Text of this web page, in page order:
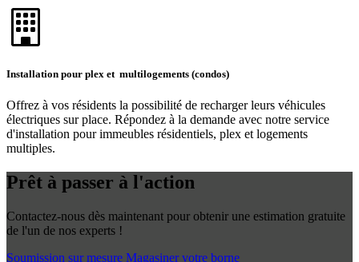
Installation pour plex et multilogements (condos)
Offrez à vos résidents la possibilité de recharger leurs véhicules
électriques sur place. Répondez à la demande avec notre service
d'installation pour immeubles résidentiels, plex et logements
multiples.
Prêt à passer à l'action
Contactez-nous dès maintenant pour obtenir une estimation gratuite
de l'un de nos experts !
Soumission sur mesure Magasiner votre borne